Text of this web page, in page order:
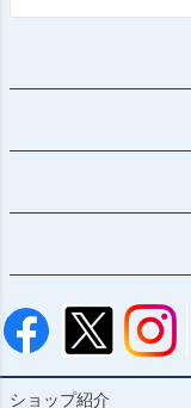
ショップ紹介